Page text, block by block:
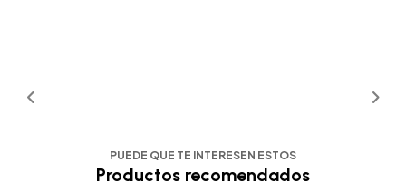
PUEDE QUE TE INTERESEN ESTOS
Productos recomendados